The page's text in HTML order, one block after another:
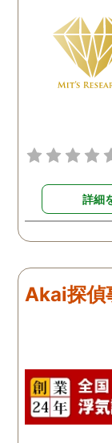
れからもサ
ますから。
らの言葉に
れました。
士同様にサ
詳細
Akai探偵